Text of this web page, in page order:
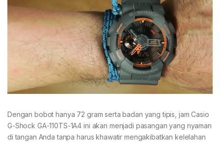
Dengan bobot hanya 72 gram serta badan yang tipis, jam Casio
G-Shock GA-110TS-1A4 ini akan menjadi pasangan yang nyaman
di tangan Anda tanpa harus khawatir mengakibatkan kelelahan